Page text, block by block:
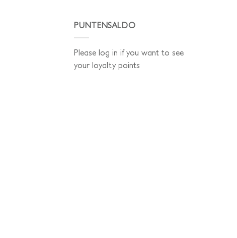
PUNTENSALDO
Please log in if you want to see
your loyalty points